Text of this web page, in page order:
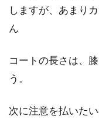
しますが、あまり
ん
コートの長さは、
う。
次に注意を払いた